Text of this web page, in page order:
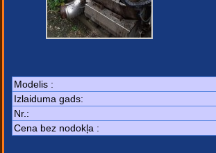
Modelis :
Izlaiduma gads:
Nr.:
Cena bez nodokļa :